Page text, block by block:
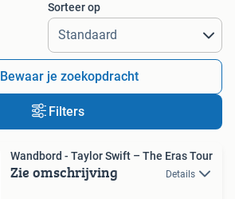
Alle afstanden…
Sorteer op
Bewaar je zoekopdracht
Filters
Wandbord - Taylor Swift – The Eras Tour
Zie omschrijving Details